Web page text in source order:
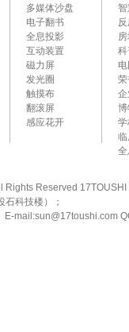
多媒体沙盘
电子翻书
全息投影
互动装置
磁力屏
发光圈
触摸布
翻滚屏
感应花开
Reserved 17TOUSHI
科技楼）；
mail:sun@17toushi.com